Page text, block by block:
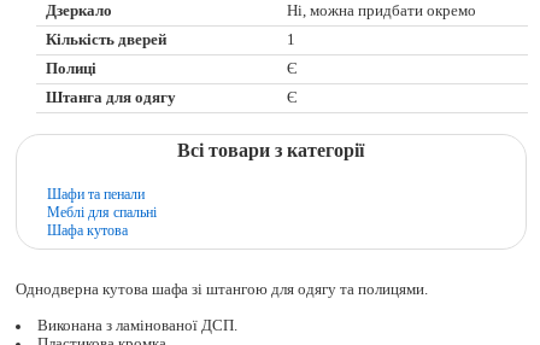
Дзеркало
Ні, можна придбати окремо
Кількість дверей
1
Полиці
Є
Штанга для одягу
Є
Всі товари з категорії
Шафи та пенали
Меблі для спальні
Шафа кутова
Однодверна кутова шафа зі штангою для одягу та полицями.
Виконана з ламінованої ДСП.